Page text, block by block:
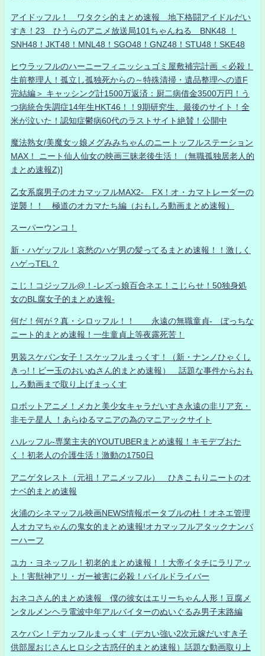
アイドッフル！ ワタクシ的まとめ速報 地下格闘アイドルだい
すき！23 ひうらのアニメ放送局101ちゃんねる BNK48 ！
SNH48！JKT48！MNL48！SGO48！GNZ48！STU48！SKE48
ヒウラッフルのハーニーフィニッシュゴミ屋敷補完計画 ＜必殺！
生前整理人！孤立し孤独死からの～特殊清掃・遺品整理への道F
完結編＞ キャッシング計1500万返済：厨二病借金3500万円！う
つ病統合失調症14年生HKT46！！9期研究生、最後のサイト！全
米が泣いた！認知症鬱病60代のラストサイト絶賛！公開中
魔法熟女/美魔女ッ娘メグみみちゃんのニートッフルステーション
MAX！ ニート仙人仙女の映画三昧老後生活！（無職孤独居老人的
まとめ速報Z)]
乙女系腐男子のオカマッフルMAX2- FX！オ・カマトレーダーの
逆襲！！ 極道のオカマたち編（おもしろ動画まとめ速報）
スーパーウンコ！
新・ハゲッフル！哀愁のハゲ男の髪ってるまとめ速報！！激しく
ハゲっTEL？
こじ！コジッフル@！-レズっ娘百合ネエ！こじらせ！50独身処
女のBL腐女子的まとめ速報-
何だ！何が？真・シロッフル！！ 永遠の無職童貞- ぼっちな
ニート的まとめ速報！一生童貞上等夜露死苦！
男装スケバン女子！スケッフルまっくす！（新・ナンノひゃくし
きっ!！ビー玉のおいぬさん的まとめ速報） 話題な事件からおも
しろ動画まで取り上げまっくす
ロボットアニメ！メカと美少女キャラだいすき永遠の非リア充・
非モテ星人 ！あらゆるマニアの為のマニアックサイト
ハルッフル-専業主夫的YOUTUBERまとめ速報！キモデブおた
く！初老人の介護生活！激動の1750日
アニゲタレスト（元祖！アニメッフル） ひきこもりニートのオ
ナベ的まとめ速報
火浦のシネマッフル映画NEWS情報ポータブルの杜！オネエ管理
人オカマちゃんの鬼女的まとめ速報!オカマッフルアタックナンバ
ーハーフ
ユカ・ヨネッフル！初老的まとめ速報！！大帝イタチにラリアッ
ト！害獣神アリ・ガー被害に必殺！パイルドライバー
おネコさん的まとめ速報 僕の彼女はエリーちゃん人形！豆腐メ
ンタルメンヘラ電波中年アルバイターのぬいぐるみ男子末路編
スケバン！デカッフルまっくす（デカい強い2次元嫁だいすき子
供部屋おじさんヒロシ之古惑仔的まとめ速報）話題な動画取り上